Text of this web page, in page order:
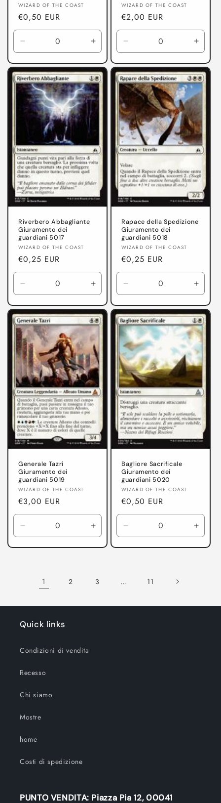
Produttore:
WIZARD OF THE COAST
Prezzo
di
listino
€0,50 EUR
Diminuisci
quantità
per
Giuramento
dei
guardiani
Aumenta
quantità
per
Giuramento
dei
guardiani
Produttore:
WIZARD OF THE COAST
Prezzo
di
listino
€2,00 EUR
Diminuisci
quantità
per
Giuramento
dei
guardiani
per
dei
Riverbero Abbagliante
Giuramento dei
guardiani 5017
Produttore:
WIZARD OF THE COAST
Prezzo
di
listino
€0,25 EUR
Diminuisci
quantità
per
Giuramento
dei
guardiani
Aumenta
quantità
per
Giuramento
dei
guardiani
Rapace della Spedizione
Giuramento dei
guardiani 5018
Produttore:
WIZARD OF THE COAST
Prezzo
di
listino
€0,25 EUR
Diminuisci
quantità
per
Giuramento
dei
guardiani
per
dei
Generale Tazri
Giuramento dei
guardiani 5019
Produttore:
WIZARD OF THE COAST
Prezzo
di
listino
€3,00 EUR
Diminuisci
quantità
per
guardiani
Aumenta
quantità
per
guardiani
Bagliore Sacrificale
Giuramento dei
guardiani 5020
Produttore:
WIZARD OF THE COAST
Prezzo
di
listino
€0,50 EUR
Diminuisci
quantità
per
guardiani
per
1 2 3 … 11
Quick links
Condizioni di vendita
Recesso
Chi siamo
Mostre
home
Costi di spedizione
PUNTO VENDITA: Piazza Pia 12, 00041